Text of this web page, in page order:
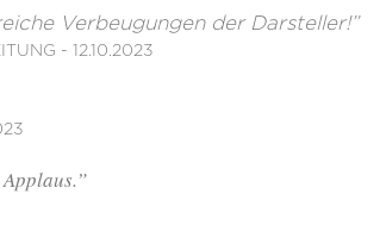
Verbeugungen der Darsteller!”
- 12.10.2023